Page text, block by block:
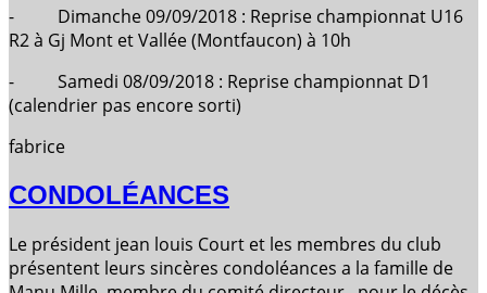
- Dimanche 09/09/2018 : Reprise championnat U16
R2 à Gj Mont et Vallée (Montfaucon) à 10h
- Samedi 08/09/2018 : Reprise championnat D1
(calendrier pas encore sorti)
fabrice
CONDOLÉANCES
Le président jean louis Court et les membres du club
présentent leurs sincères condoléances a la famille de